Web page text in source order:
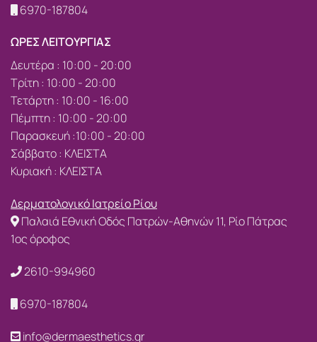
6970-187804
ΩΡΕΣ ΛΕΙΤΟΥΡΓΙΑΣ
Δευτέρα : 10:00 - 20:00
Τρίτη : 10:00 - 20:00
Τετάρτη : 10:00 - 16:00
Πέμπτη : 10:00 - 20:00
Παρασκευή :10:00 - 20:00
Σάββατο : ΚΛΕΙΣΤΑ
Κυριακή : ΚΛΕΙΣΤΑ
Δερματολογικό Ιατρείο Ρίου
Παλαιά Εθνική Οδός Πατρών-Αθηνών 11, Ρίο Πάτρας
1ος όροφος
2610-994960
6970-187804
info@dermaesthetics.gr